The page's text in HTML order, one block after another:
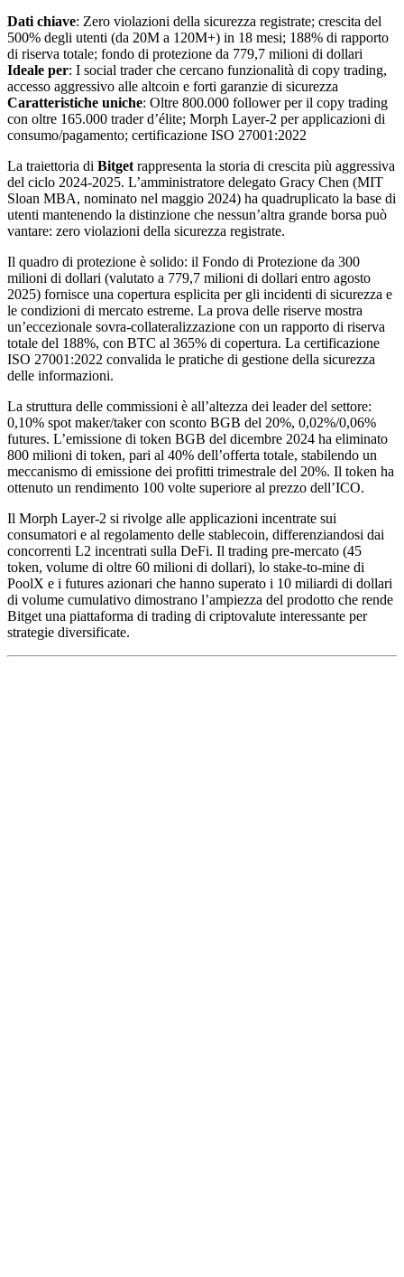
Dati chiave: Zero violazioni della sicurezza registrate; crescita del
500% degli utenti (da 20M a 120M+) in 18 mesi; 188% di rapporto
di riserva totale; fondo di protezione da 779,7 milioni di dollari
Ideale per: I social trader che cercano funzionalità di copy trading,
accesso aggressivo alle altcoin e forti garanzie di sicurezza
Caratteristiche uniche: Oltre 800.000 follower per il copy trading
con oltre 165.000 trader d’élite; Morph Layer-2 per applicazioni di
consumo/pagamento; certificazione ISO 27001:2022
La traiettoria di Bitget rappresenta la storia di crescita più aggressiva
del ciclo 2024-2025. L’amministratore delegato Gracy Chen (MIT
Sloan MBA, nominato nel maggio 2024) ha quadruplicato la base di
utenti mantenendo la distinzione che nessun’altra grande borsa può
vantare: zero violazioni della sicurezza registrate.
Il quadro di protezione è solido: il Fondo di Protezione da 300
milioni di dollari (valutato a 779,7 milioni di dollari entro agosto
2025) fornisce una copertura esplicita per gli incidenti di sicurezza e
le condizioni di mercato estreme. La prova delle riserve mostra
un’eccezionale sovra-collateralizzazione con un rapporto di riserva
totale del 188%, con BTC al 365% di copertura. La certificazione
ISO 27001:2022 convalida le pratiche di gestione della sicurezza
delle informazioni.
La struttura delle commissioni è all’altezza dei leader del settore:
0,10% spot maker/taker con sconto BGB del 20%, 0,02%/0,06%
futures. L’emissione di token BGB del dicembre 2024 ha eliminato
800 milioni di token, pari al 40% dell’offerta totale, stabilendo un
meccanismo di emissione dei profitti trimestrale del 20%. Il token ha
ottenuto un rendimento 100 volte superiore al prezzo dell’ICO.
Il Morph Layer-2 si rivolge alle applicazioni incentrate sui
consumatori e al regolamento delle stablecoin, differenziandosi dai
concorrenti L2 incentrati sulla DeFi. Il trading pre-mercato (45
token, volume di oltre 60 milioni di dollari), lo stake-to-mine di
PoolX e i futures azionari che hanno superato i 10 miliardi di dollari
di volume cumulativo dimostrano l’ampiezza del prodotto che rende
Bitget una piattaforma di trading di criptovalute interessante per
strategie diversificate.